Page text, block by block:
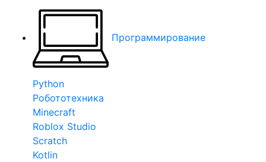
Программирование
Python
Робототехника
Minecraft
Roblox Studio
Scratch
Kotlin